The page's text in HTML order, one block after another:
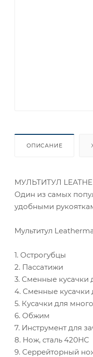
ОПИСАНИЕ
МУЛЬТИТУЛ
Один из самых
удобными
Мультитул
1. Острогубцы
2. Пассатижи
3. Сменные кусачки
4. Сменные кусачки
5. Кусачки для
6. Обжим
7. Инструмент для
8. Нож, сталь 420HC
9. Серрейторный